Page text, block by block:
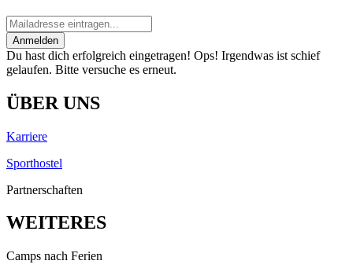
Anmelden
Du hast dich erfolgreich eingetragen! Ops! Irgendwas ist schief
gelaufen. Bitte versuche es erneut.
ÜBER UNS
Karriere
Sporthostel
Partnerschaften
WEITERES
Camps nach Ferien